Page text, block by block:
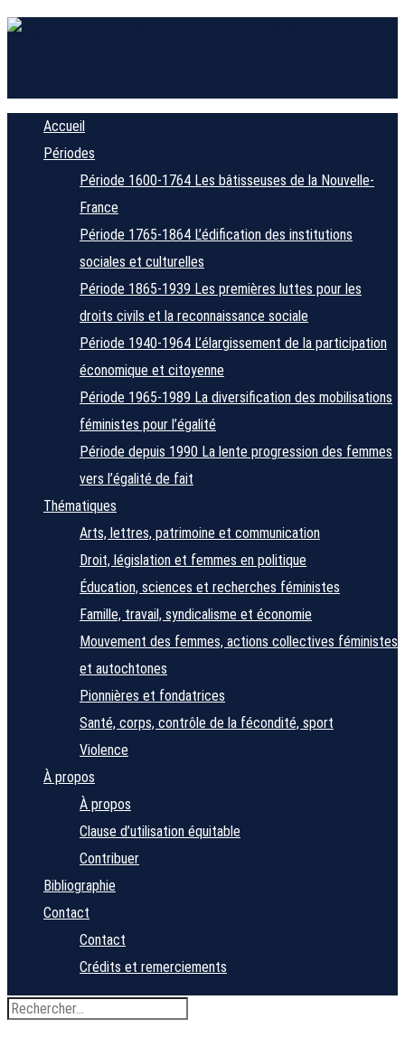
Accueil
Périodes
Période 1600-1764 Les bâtisseuses de la Nouvelle-
France
Période 1765-1864 L’édification des institutions
sociales et culturelles
Période 1865-1939 Les premières luttes pour les
droits civils et la reconnaissance sociale
Période 1940-1964 L’élargissement de la participation
économique et citoyenne
Période 1965-1989 La diversification des mobilisations
féministes pour l’égalité
Période depuis 1990 La lente progression des femmes
vers l’égalité de fait
Thématiques
Arts, lettres, patrimoine et communication
Droit, législation et femmes en politique
Éducation, sciences et recherches féministes
Famille, travail, syndicalisme et économie
Mouvement des femmes, actions collectives féministes
et autochtones
Pionnières et fondatrices
Santé, corps, contrôle de la fécondité, sport
Violence
À propos
À propos
Clause d’utilisation équitable
Contribuer
Bibliographie
Contact
Contact
Crédits et remerciements